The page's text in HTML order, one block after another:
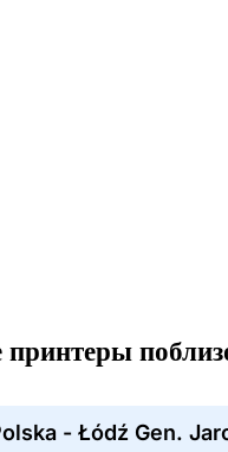
принтеры